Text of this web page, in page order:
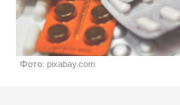
Фото: pixabay.com